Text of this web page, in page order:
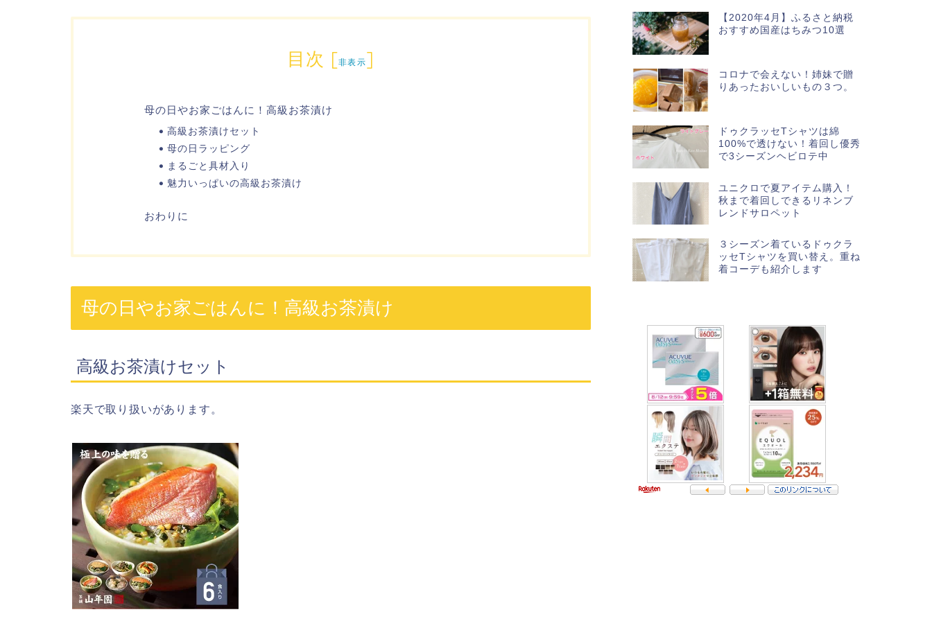
目次 [非表示]
母の日やお家ごはんに！高級お茶漬け
高級お茶漬けセット
母の日ラッピング
まるごと具材入り
魅力いっぱいの高級お茶漬け
おわりに
母の日やお家ごはんに！高級お茶漬け
高級お茶漬けセット
楽天で取り扱いがあります。
【2020年4月】ふるさと納税
おすすめ国産はちみつ10選
コロナで会えない！姉妹で贈
りあったおいしいもの３つ。
ドゥクラッセTシャツは綿
100%で透けない！着回し優秀
で3シーズンヘビロテ中
ユニクロで夏アイテム購入！
秋まで着回しできるリネンブ
レンドサロペット
３シーズン着ているドゥクラ
ッセTシャツを買い替え。重ね
着コーデも紹介します